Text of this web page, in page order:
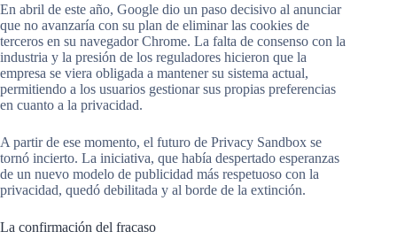
En abril de este año, Google dio un paso decisivo al anunciar
que no avanzaría con su plan de eliminar las cookies de
terceros en su navegador Chrome. La falta de consenso con la
industria y la presión de los reguladores hicieron que la
empresa se viera obligada a mantener su sistema actual,
permitiendo a los usuarios gestionar sus propias preferencias
en cuanto a la privacidad.
A partir de ese momento, el futuro de Privacy Sandbox se
tornó incierto. La iniciativa, que había despertado esperanzas
de un nuevo modelo de publicidad más respetuoso con la
privacidad, quedó debilitada y al borde de la extinción.
La confirmación del fracaso